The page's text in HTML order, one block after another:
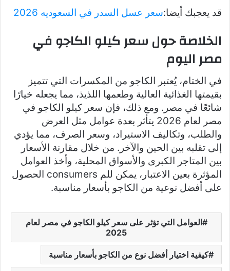
قد يعجبك أيضا:سعر عسل السدر في السعوديه 2026
الخلاصة حول سعر كيلو الكاجو في
مصر اليوم
في الختام، يُعتبر الكاجو من المكسرات التي تتميز
بقيمتها الغذائية العالية وطعمها اللذيذ، مما يجعله خيارًا
شائعًا في مصر. ومع ذلك، فإن سعر كيلو الكاجو في
مصر لعام 2026 يتأثر بعدة عوامل مثل العرض
والطلب، وتكاليف الاستيراد، وسعر الصرف، مما يؤدي
إلى تقلبه بين الحين والآخر. من خلال مقارنة الأسعار
بين المتاجر الكبرى والأسواق المحلية، وأخذ العوامل
المؤثرة بعين الاعتبار، يمكن للم consumers الحصول
على أفضل نوعية من الكاجو بأسعار مناسبة.
العوامل التي تؤثر على سعر كيلو الكاجو في مصر لعام
2025
كيفية اختيار أفضل نوع من الكاجو بأسعار مناسبة